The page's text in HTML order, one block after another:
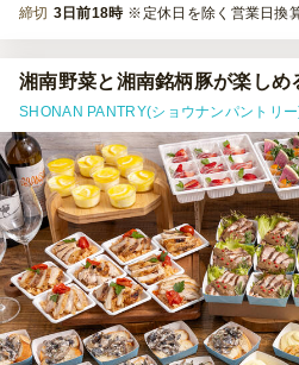
締切 3日前18時 ※定休日を除く営業日換
湘南野菜と湘南銘柄豚が楽しめ
SHONAN PANTRY(ショウナンパントリ